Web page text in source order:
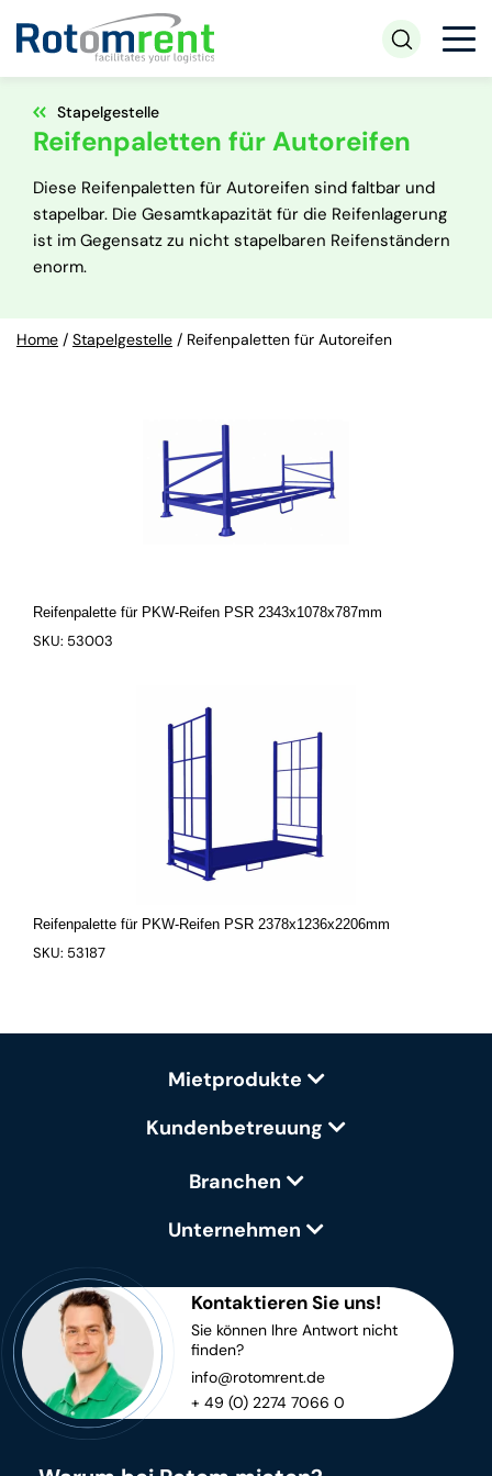
Stapelgestelle
Reifenpaletten für Autoreifen
Diese Reifenpaletten für Autoreifen sind faltbar und
stapelbar. Die Gesamtkapazität für die Reifenlagerung
ist im Gegensatz zu nicht stapelbaren Reifenständern
enorm.
Home / Stapelgestelle / Reifenpaletten für Autoreifen
Reifenpalette für PKW-Reifen PSR 2343x1078x787mm
SKU: 53003
Reifenpalette für PKW-Reifen PSR 2378x1236x2206mm
SKU: 53187
Mietprodukte
Kundenbetreuung
Branchen
Unternehmen
Kontaktieren Sie uns!
Sie können Ihre Antwort nicht
finden?
info@rotomrent.de
+ 49 (0) 2274 7066 0